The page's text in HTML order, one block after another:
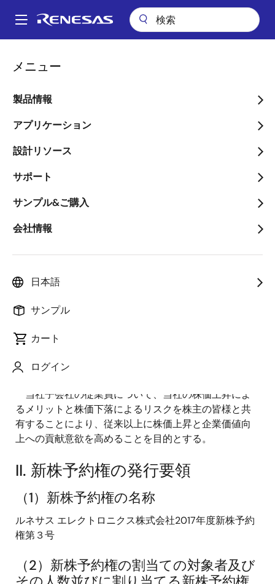
ン
Main
メニュー
製品情報
アプリケーション
設計リソース
サポート
サンプル&ご購入
会社情報
日本語
サンプル
カート
ログイン
パ
ン
く
ず
予約権）の発行に関するお
知らせ
2017年4月26日
ルネサス エレクトロニクス株式会社（代表取締役社
日開催の取締役会において、当社子会社の従業員に対
募集事項を決定し、当該新株予約権を引き受ける者の
募集をすること等につき決議いたしましたので、下記
のとおりお知らせいたします。
I. ストックオプションとして新株
予約権を発行する理由
当社子会社の従業員について、当社の株価上昇によ
るメリットと株価下落によるリスクを株主の皆様と共
有することにより、従来以上に株価上昇と企業価値向
上への貢献意欲を高めることを目的とする。
II. 新株予約権の発行要領
（1）新株予約権の名称
ルネサス エレクトロニクス株式会社2017年度新株予約
権第３号
（2）新株予約権の割当ての対象者及び